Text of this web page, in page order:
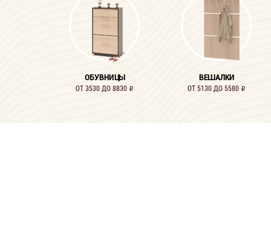
ОБУВНИЦЫ
ОТ 3530 ДО 8830 i
ВЕШАЛКИ
ОТ 5130 ДО 5580 i